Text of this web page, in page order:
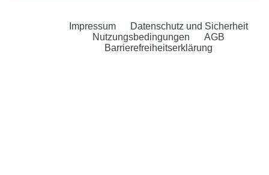
Impressum
Datenschutz und Sicherheit
Nutzungsbedingungen
AGB
Barrierefreiheitserklärung